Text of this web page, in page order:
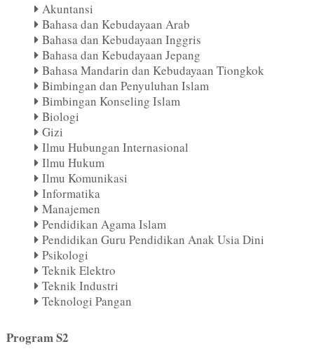
Akuntansi
Bahasa dan Kebudayaan Arab
Bahasa dan Kebudayaan Inggris
Bahasa dan Kebudayaan Jepang
Bahasa Mandarin dan Kebudayaan Tiongkok
Bimbingan dan Penyuluhan Islam
Bimbingan Konseling Islam
Biologi
Gizi
Ilmu Hubungan Internasional
Ilmu Hukum
Ilmu Komunikasi
Informatika
Manajemen
Pendidikan Agama Islam
Pendidikan Guru Pendidikan Anak Usia Dini
Psikologi
Teknik Elektro
Teknik Industri
Teknologi Pangan
Program S2